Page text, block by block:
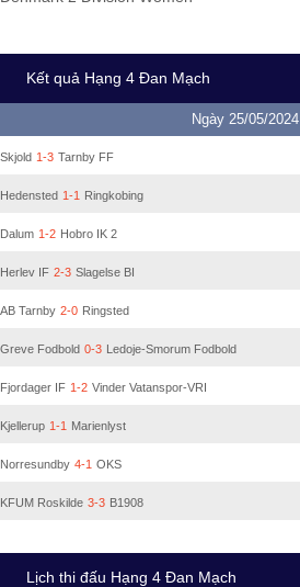
Kết quả Hạng 4 Đan Mạch
Ngày 25/05/2024
Skjold 1-3 Tarnby FF
Hedensted 1-1 Ringkobing
Dalum 1-2 Hobro IK 2
Herlev IF 2-3 Slagelse BI
AB Tarnby 2-0 Ringsted
Greve Fodbold 0-3 Ledoje-Smorum Fodbold
Fjordager IF 1-2 Vinder Vatanspor-VRI
Kjellerup 1-1 Marienlyst
Norresundby 4-1 OKS
KFUM Roskilde 3-3 B1908
Lịch thi đấu Hạng 4 Đan Mạch